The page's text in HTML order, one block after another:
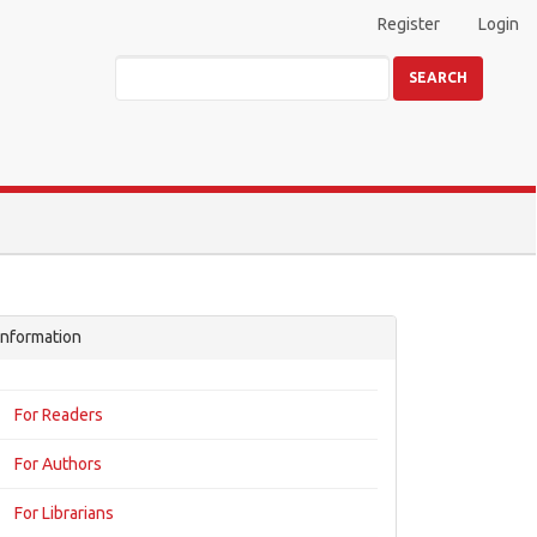
Register Login
SEARCH
For Readers
For Authors
For Librarians